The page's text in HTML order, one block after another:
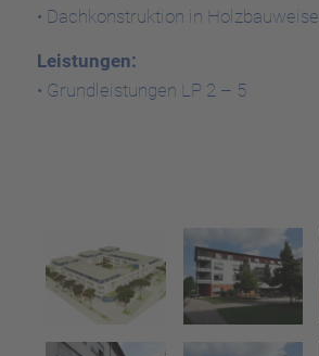
• Dachkonstruktion in Holzbauweise
Leistungen:
• Grundleistungen LP 2 – 5